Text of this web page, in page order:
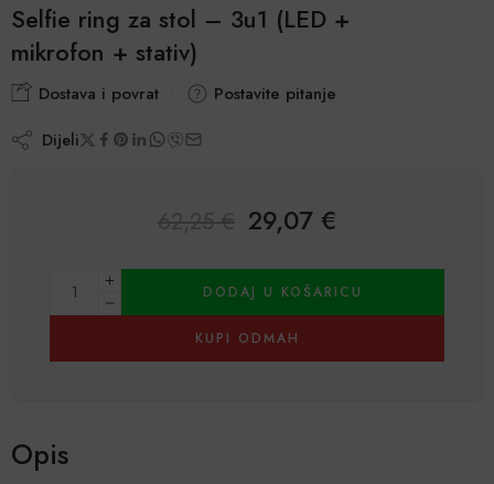
Selfie ring za stol – 3u1 (LED +
mikrofon + stativ)
Dostava i povrat Postavite pitanje
Dijeli
62,25 29,07 €
DODAJ U KOŠARICU
KUPI ODMAH
Alternative:
Opis